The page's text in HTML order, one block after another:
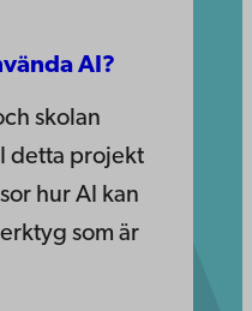
AI?
skolan
detta projekt
hur AI kan
som är